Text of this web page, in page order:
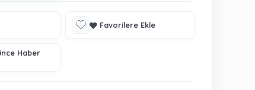
Favorilere Ekle
Haber